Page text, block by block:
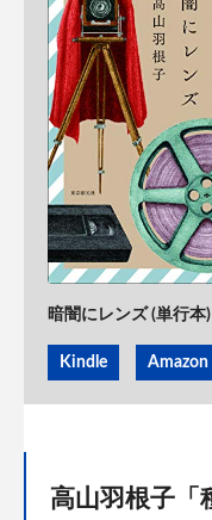
暗闇にレンズ (単行本)
Kindle Amazon
高山羽根子